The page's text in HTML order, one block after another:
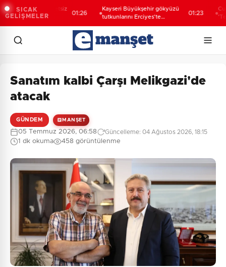
SICAK
GELİŞMELER
ücretsiz
01:26
Kayseri Büyükşehir gökyüzü
tutkunlarını Erciyes'te
01:23
'Terörsüz
Sanatım kalbi Çarşı Melikgazi'de
atacak
GÜNDEM MANŞET
05 Temmuz 2026, 06:58 Güncelleme: 04 Ağustos 2026, 18:15
1 dk okuma 458 görüntülenme